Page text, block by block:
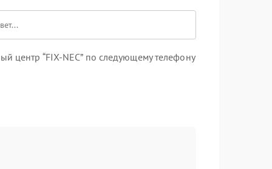
центр “FIX-NEC” по следующему телефону